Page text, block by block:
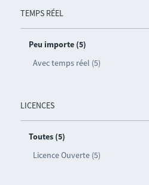
TEMPS RÉEL
Peu importe (5)
Avec temps réel (5)
LICENCES
Toutes (5)
Licence Ouverte (5)